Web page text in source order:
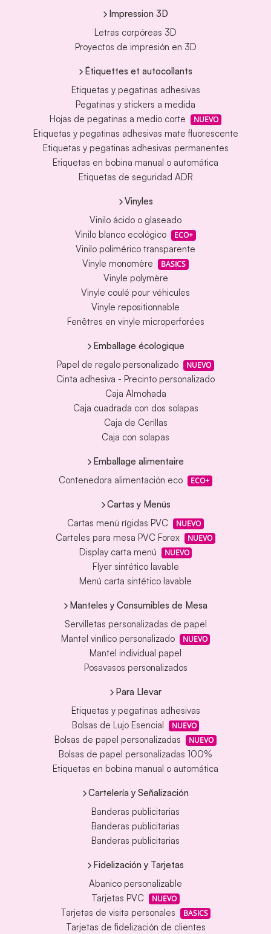
Impression 3D
Letras corpóreas 3D
Proyectos de impresión en 3D
Étiquettes et autocollants
Etiquetas y pegatinas adhesivas
Pegatinas y stickers a medida
Hojas de pegatinas a medio corte
NUEVO
Etiquetas y pegatinas adhesivas mate fluorescente
Etiquetas y pegatinas adhesivas permanentes
Etiquetas en bobina manual o automática
Etiquetas de seguridad ADR
Vinyles
Vinilo ácido o glaseado
Vinilo blanco ecológico
ECO+
Vinilo polimérico transparente
Vinyle monomère
BASICS
Vinyle polymère
Vinyle coulé pour véhicules
Vinyle repositionnable
Fenêtres en vinyle microperforées
Emballage écologique
Papel de regalo personalizado
NUEVO
Cinta adhesiva - Precinto personalizado
Caja Almohada
Caja cuadrada con dos solapas
Caja de Cerillas
Caja con solapas
Emballage alimentaire
Contenedora alimentación eco
ECO+
Cartas y Menús
Cartas menú rígidas PVC
NUEVO
Carteles para mesa PVC Forex NUEVO
Display carta menú NUEVO
Flyer sintético lavable
Menú carta sintético lavable
Manteles y Consumibles de Mesa
Servilletas personalizadas de papel
Mantel vinílico personalizado
NUEVO
Mantel individual papel
Posavasos personalizados
Para Llevar
Etiquetas y pegatinas adhesivas
Bolsas de Lujo Esencial
NUEVO
Bolsas de papel personalizadas NUEVO
Bolsas de papel personalizadas 100%
Etiquetas en bobina manual o automática
Cartelería y Señalización
Banderas publicitarias
Banderas publicitarias
Banderas publicitarias
Fidelización y Tarjetas
Abanico personalizable
Tarjetas PVC
NUEVO
Tarjetas de visita personales BASICS
Tarjetas de fidelización de clientes